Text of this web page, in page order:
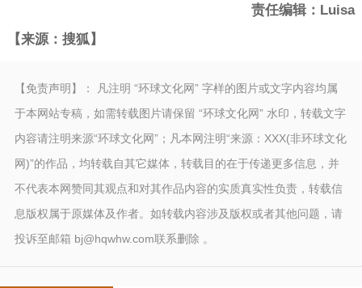
责任编辑：Luisa
【来源：搜狐】
【免责声明】： 凡注明 “环球文化网” 字样的图片或文字内容均属
于本网站专稿，如需转载图片请保留 “环球文化网” 水印，转载文字
内容请注明来源“环球文化网”；凡本网注明“来源：XXX(非环球文化
网)”的作品，均转载自其它媒体，转载目的在于传递更多信息，并
不代表本网赞同其观点和对其作品内容的实质真实性负责，转载信
息版权属于原媒体及作者。如转载内容涉及版权或者其他问题，请
投诉至邮箱 bj@hqwhw.com联系删除 。